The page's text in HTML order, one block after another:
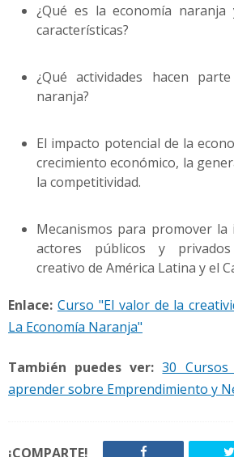
¿Qué es la economía
características?
¿Qué actividades hacen
naranja?
El impacto potencial de la
crecimiento económico, la
la competitividad.
Mecanismos para promover la
actores públicos y
creativo de América Latina y el
Enlace: Curso "El valor de la
La Economía Naranja"
También puedes ver: 30
aprender sobre Emprendimiento y
¡COMPARTE!